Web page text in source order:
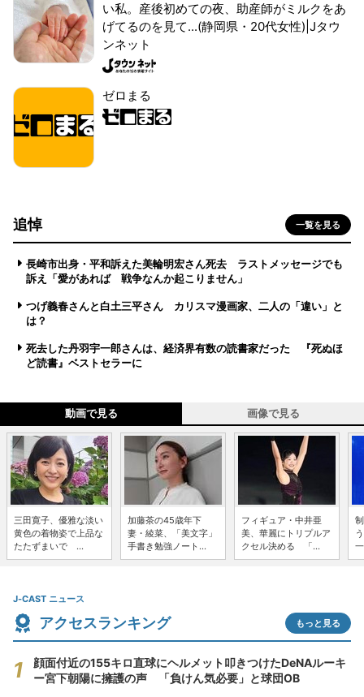
い私。産後初めての夜、助産師がミルクをあ
げてるのを見て...(静岡県・20代女性)|Jタウ
ンネット
ゼロまる
追悼 一覧を見る
長崎市出身・平和訴えた美輪明宏さん死去 ラストメッセージでも
訴え「愛があれば 戦争なんか起こりません」
つげ義春さんと白土三平さん カリスマ漫画家、二人の「違い」と
は？
死去した丹羽宇一郎さんは、経済界有数の読書家だった 『死ぬほ
ど読書』ベストセラーに
動画で見る 画像で見る
三田寛子、優雅な淡い
黄色の着物姿で上品な
たたずまいで ...
加藤茶の45歳年下
妻・綾菜、「美文字」
手書き勉強ノート...
フィギュア・中井亜
美、華麗にトリプルア
クセル決める 「...
J-CAST ニュース
アクセスランキング もっと見る
顔面付近の155キロ直球にヘルメット叩きつけたDeNAルーキ
ー宮下朝陽に擁護の声 「負けん気必要」と球団OB